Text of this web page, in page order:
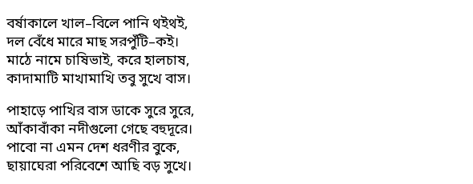
বর্ষাকালে খাল–বিলে পানি থইথই,
দল বেঁধে মারে মাছ সরপুঁটি–কই।
মাঠে নামে চাষিভাই, করে হালচাষ,
কাদামাটি মাখামাখি তবু সুখে বাস।
পাহাড়ে পাখির বাস ডাকে সুরে সুরে,
আঁকাবাঁকা নদীগুলো গেছে বহুদূরে।
পাবো না এমন দেশ ধরণীর বুকে,
ছায়াঘেরা পরিবেশে আছি বড় সুখে।